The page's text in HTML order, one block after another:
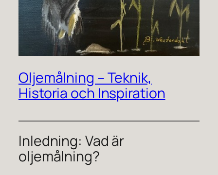
Oljemålning – Teknik,
Historia och Inspiration
Inledning: Vad är
oljemålning?